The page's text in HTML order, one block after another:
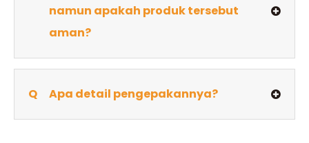
namun apakah produk tersebut
aman?
Q Apa detail pengepakannya?